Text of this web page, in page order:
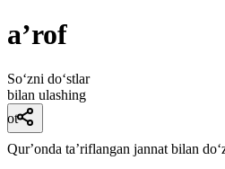
aʼrof
So‘zni do‘stlar
bilan ulashing
ot
Qurʼonda taʼriflangan jannat bilan